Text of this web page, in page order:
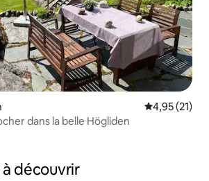
Note
4,95 (21)
dans la belle Högliden
découvrir